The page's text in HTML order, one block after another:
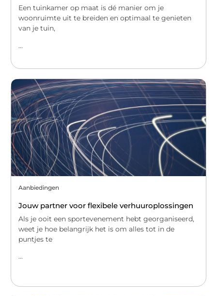
Een tuinkamer op maat is dé manier om je
woonruimte uit te breiden en optimaal te genieten
van je tuin,
...
Aanbiedingen
Jouw partner voor flexibele verhuuroplossingen
Als je ooit een sportevenement hebt georganiseerd,
weet je hoe belangrijk het is om alles tot in de
puntjes te
...